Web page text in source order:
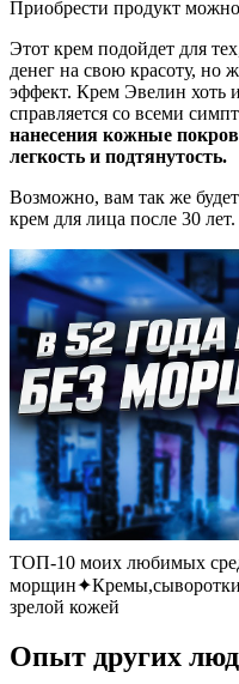
Приобрести продукт
Этот крем подойдет для
денег на свою красоту, но
эффект. Крем Эвелин хоть
справляется со всеми
нанесения кожные
легкость и подтянутость.
Возможно, вам так же
крем для лица после 30 лет.
ТОП-10 моих любимых
зрелой кожей
Опыт других